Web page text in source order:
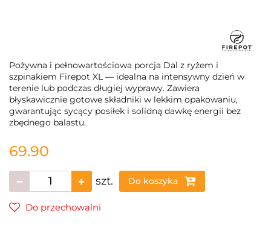
Pożywna i pełnowartościowa porcja Dal z ryżem i
szpinakiem Firepot XL — idealna na intensywny dzień w
terenie lub podczas długiej wyprawy. Zawiera
błyskawicznie gotowe składniki w lekkim opakowaniu,
gwarantując sycący posiłek i solidną dawkę energii bez
zbędnego balastu.
69.90
szt. Do koszyka
Do przechowalni